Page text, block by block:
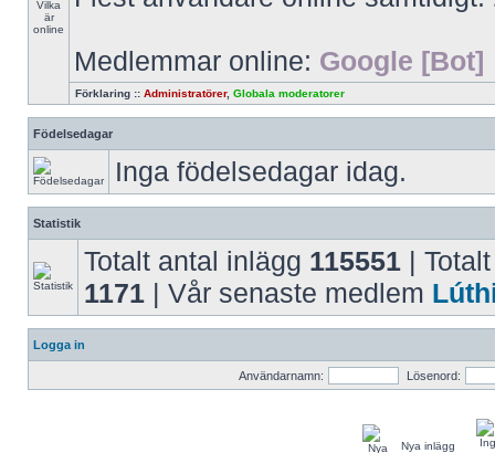
Medlemmar online: Google [Bot]
Förklaring :: Administratörer, Globala moderatorer
Födelsedagar
Inga födelsedagar idag.
Statistik
Totalt antal inlägg 115551 |
1171 | Vår senaste medlem
Logga in
Användarnamn: Lösenord:
Nya inlägg